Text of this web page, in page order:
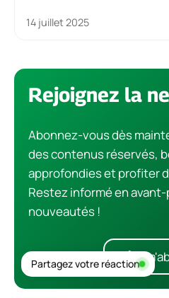
14 juillet 2025
Rejoignez la
Abonnez-vous dès
des contenus réservés,
approfondies et profiter
Restez informé en
nouveautés !
Je
Partagez votre réaction